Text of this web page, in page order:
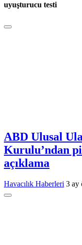
uyuşturucu testi
ABD Ulusal
Kurulu’ndan
açıklama
Havacılık Haberleri 3 ay